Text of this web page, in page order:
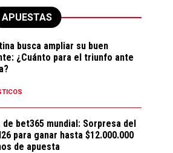
APUESTAS
busca ampliar su buen
¿Cuánto para el triunfo ante
bet365 mundial: Sorpresa del
para ganar hasta $12.000.000
de apuesta